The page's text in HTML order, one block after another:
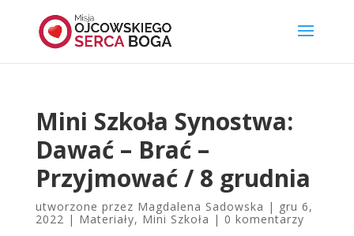
Mini Szkoła Synostwa:
Dawać – Brać –
Przyjmować / 8 grudnia
utworzone przez Magdalena Sadowska | gru 6,
2022 | Materiały, Mini Szkoła | 0 komentarzy